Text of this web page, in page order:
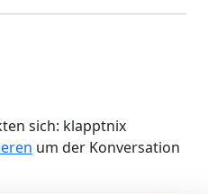
sich: klapptnix
um der Konversation